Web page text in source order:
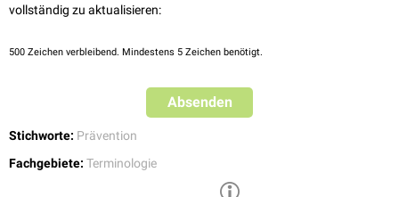
SekundärpräventionundTertiärprävention
vollständig zu aktualisieren:
500 Zeichen verbleibend. Mindestens 5 Zeichen benötigt.
Absenden
Stichworte: Prävention
Fachgebiete: Terminologie